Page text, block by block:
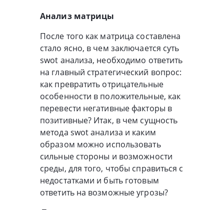
Анализ матрицы
После того как матрица составлена
стало ясно, в чем заключается суть
swot анализа, необходимо ответить
на главный стратегический вопрос:
как превратить отрицательные
особенности в положительные, как
перевести негативные факторы в
позитивные? Итак, в чем сущность
метода swot анализа и каким
образом можно использовать
сильные стороны и возможности
среды, для того, чтобы справиться с
недостатками и быть готовым
ответить на возможные угрозы?